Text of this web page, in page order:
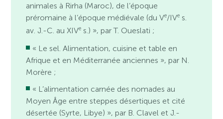
animales à Rirha (Maroc), de l’époque
préromaine à l’époque médiévale (du Ve/IVe s.
av. J.-C. au XIVe s.) », par T. Oueslati ;
« Le sel. Alimentation, cuisine et table en
Afrique et en Méditerranée anciennes », par N.
Morère ;
« L’alimentation carnée des nomades au
Moyen Âge entre steppes désertiques et cité
désertée (Syrte, Libye) », par B. Clavel et J.-